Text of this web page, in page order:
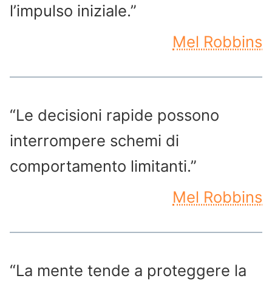
l’impulso iniziale.”
Mel Robbins
“Le decisioni rapide possono
interrompere schemi di
comportamento limitanti.”
Mel Robbins
“La mente tende a proteggere la